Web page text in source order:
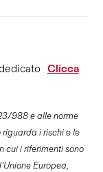
Clicca
988 e alle norme
i rischi e le
cui i riferimenti sono
Europea,